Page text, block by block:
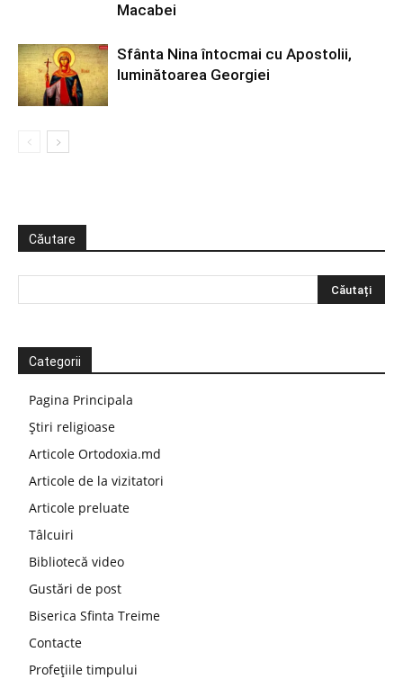
Macabei
Sfânta Nina întocmai cu Apostolii,
luminătoarea Georgiei
Căutare
Categorii
Pagina Principala
Știri religioase
Articole Ortodoxia.md
Articole de la vizitatori
Articole preluate
Tâlcuiri
Bibliotecă video
Gustări de post
Biserica Sfinta Treime
Contacte
Profețiile timpului